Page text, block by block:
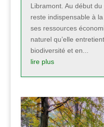
Libramont. Au début
reste indispensable à
ses ressources
naturel qu’elle
biodiversité et en...
lire plus